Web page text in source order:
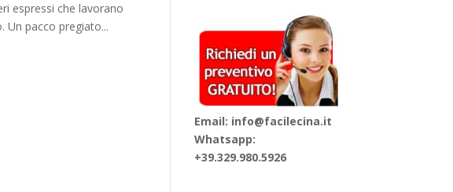
espressi che lavorano
Un pacco pregiato...
Email: info@facilecina.it
Whatsapp:
+39.329.980.5926